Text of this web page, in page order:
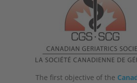
The first objective of the